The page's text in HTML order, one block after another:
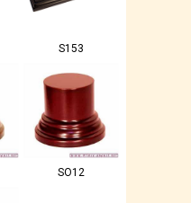
S153
SO12